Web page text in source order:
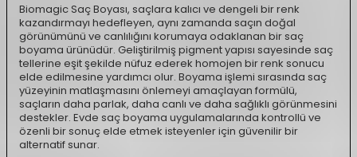
Biomagic Saç Boyası, saçlara kalıcı ve dengeli bir renk
kazandırmayı hedefleyen, aynı zamanda saçın doğal
görünümünü ve canlılığını korumaya odaklanan bir saç
boyama ürünüdür. Geliştirilmiş pigment yapısı sayesinde saç
tellerine eşit şekilde nüfuz ederek homojen bir renk sonucu
elde edilmesine yardımcı olur. Boyama işlemi sırasında saç
yüzeyinin matlaşmasını önlemeyi amaçlayan formülü,
saçların daha parlak, daha canlı ve daha sağlıklı görünmesini
destekler. Evde saç boyama uygulamalarında kontrollü ve
özenli bir sonuç elde etmek isteyenler için güvenilir bir
alternatif sunar.